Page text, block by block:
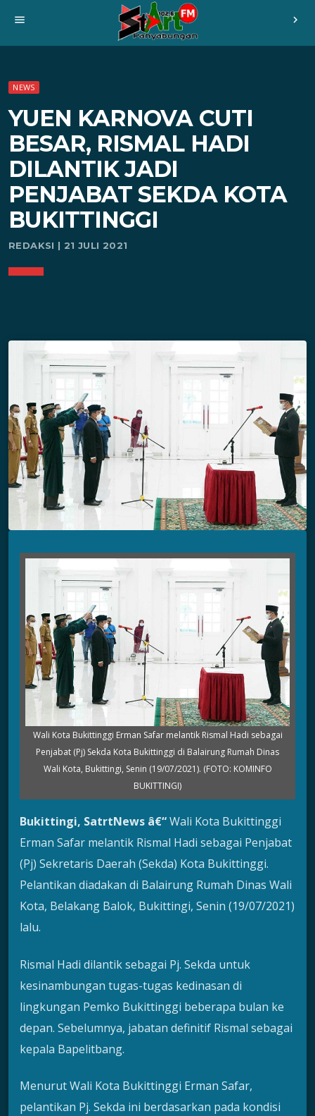
menu chevron_right
NEWS
YUEN KARNOVA CUTI
BESAR, RISMAL HADI
DILANTIK JADI
PENJABAT SEKDA KOTA
BUKITTINGGI
REDAKSI | 21 JULI 2021
Wali Kota Bukittinggi Erman Safar melantik Rismal Hadi sebagai
Penjabat (Pj) Sekda Kota Bukittinggi di Balairung Rumah Dinas
Wali Kota, Bukittingi, Senin (19/07/2021). (FOTO: KOMINFO
BUKITTINGI)
Bukittingi, SatrtNews â€“Wali Kota Bukittinggi
Erman Safar melantik Rismal Hadi sebagai Penjabat
(Pj) Sekretaris Daerah (Sekda) Kota Bukittinggi.
Pelantikan diadakan di Balairung Rumah Dinas Wali
Kota, Belakang Balok, Bukittingi, Senin (19/07/2021)
lalu.
Rismal Hadi dilantik sebagai Pj. Sekda untuk
kesinambungan tugas-tugas kedinasan di
lingkungan Pemko Bukittinggi beberapa bulan ke
depan. Sebelumnya, jabatan definitif Rismal sebagai
kepala Bapelitbang.
Menurut Wali Kota Bukittinggi Erman Safar,
pelantikan Pj. Sekda ini berdasarkan pada kondisi